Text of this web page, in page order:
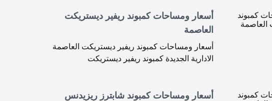
أسعار ومساحات كمبوند ريفير ديستريكت
العاصمة
أسعار ومساحات كمبوند ريفير ديستريكت العاصمة
الادارية الجديدة كمبوند ريفير ديستريكت
أسعار ومساحات كمبوند شابترز ريزيدنس